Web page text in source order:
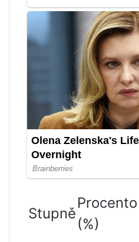
Stupně
Procento
(%)